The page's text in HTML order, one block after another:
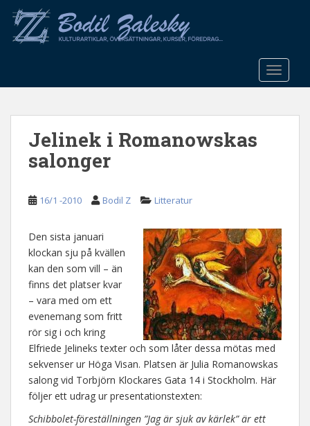
o
Jelinek i Romanowskas
salonger
16/1 -2010 Bodil Z Litteratur
Den sista januari
klockan sju på kvällen
kan den som vill – än
finns det platser kvar
– vara med om ett
evenemang som fritt
rör sig i och kring
Elfriede Jelineks texter och som låter dessa mötas med
sekvenser ur Höga Visan. Platsen är Julia Romanowskas
salong vid Torbjörn Klockares Gata 14 i Stockholm. Här
följer ett udrag ur presentationstexten:
Schibbolet-föreställningen ”Jag är sjuk av kärlek” är ett